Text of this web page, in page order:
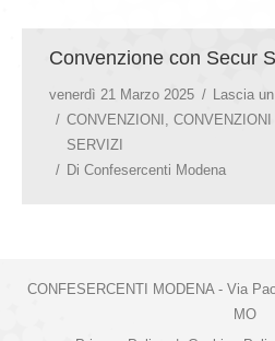
Convenzione con Secur
venerdì 21 Marzo 2025
Lascia
CONVENZIONI ,
SERVIZI
Di Confesercenti Modena
CONFESERCENTI MODENA - Via
MO